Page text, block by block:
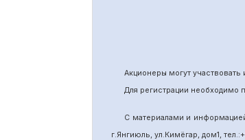
Акционеры могут
Для регистрации необходимо
С материалами и
г.Янгиюль, ул.Кимёгар, дом1, тел.: